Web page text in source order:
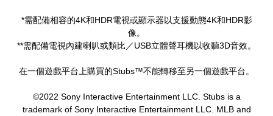
*需配備相容的4K和HDR電視或顯示器以支援動態4K和HDR影
像。
**需配備電視內建喇叭或類比／USB立體聲耳機以收聽3D音效。
在一個遊戲平台上購買的Stubs™不能轉移至另一個遊戲平台。
©2022 Sony Interactive Entertainment LLC. Stubs is a
trademark of Sony Interactive Entertainment LLC. MLB and